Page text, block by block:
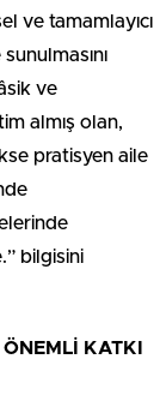
ve tamamlayıcı
ve
almış olan,
pratisyen aile
bilgisini
KATKI